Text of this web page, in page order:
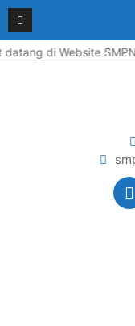
di Website SMPN 2